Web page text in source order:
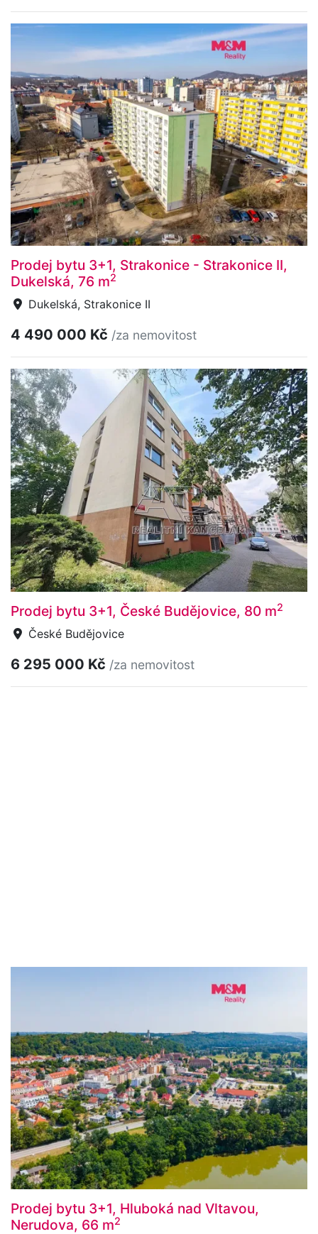
Prodej bytu 3+1, Strakonice - Strakonice II,
Dukelská, 76 m2
Dukelská, Strakonice II
4 490 000 Kč /za nemovitost
Prodej bytu 3+1, České Budějovice, 80 m2
České Budějovice
6 295 000 Kč /za nemovitost
Prodej bytu 3+1, Hluboká nad Vltavou,
Nerudova, 66 m2